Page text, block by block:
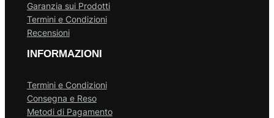
Garanzia sui Prodotti
Termini e Condizioni
Recensioni
INFORMAZIONI
Termini e Condizioni
Consegna e Reso
Metodi di Pagamento